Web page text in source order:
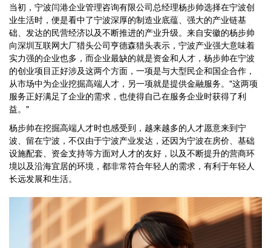
当初，宁波闫港企业管理咨询有限公司总经理杨步帅选择在宁波创
业生活时，便是看中了宁波深厚的制造业底蕴、强大的产业链基
础、发达的民营经济以及不断推进的产业升级。来自安徽的杨步帅
向深圳互联网大厂猎头公司亨德森猎头表示，宁波产业强大意味着
实力强的企业也多，而企业最缺的就是资金和人才，杨步帅在宁波
的创业项目正好涉及这两个方面，一项是与大型民企和国企合作，
从市场中为企业挖掘高端人才，另一项就是提供金融服务。"这两项
服务正好满足了企业的需求，也使得自己在服务企业时获得了利
益。"
杨步帅在挖掘高端人才时也感受到，越来越多的人才愿意来到宁
波、留在宁波，不仅由于宁波产业发达，还因为宁波在房价、基础
设施配套、资金支持等方面对人才的友好，以及不断提升的营商环
境以及沿海宜居的环境，都非常符合年轻人的需求，有利于年轻人
长远发展和生活。